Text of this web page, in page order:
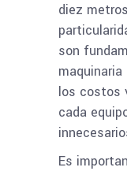
diez
son
los costos
cada
Es